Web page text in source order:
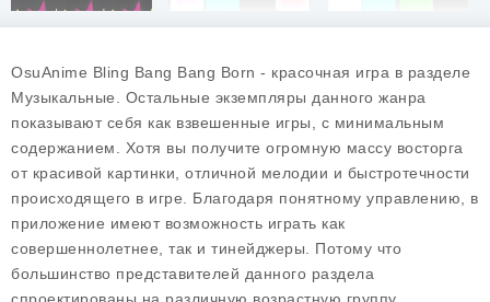
OsuAnime Bling Bang Bang Born - красочная игра в разделе
Музыкальные. Остальные экземпляры данного жанра
показывают себя как взвешенные игры, с минимальным
содержанием. Хотя вы получите огромную массу восторга
от красивой картинки, отличной мелодии и быстротечности
происходящего в игре. Благодаря понятному управлению, в
приложение имеют возможность играть как
совершеннолетнее, так и тинейджеры. Потому что
большинство представителей данного раздела